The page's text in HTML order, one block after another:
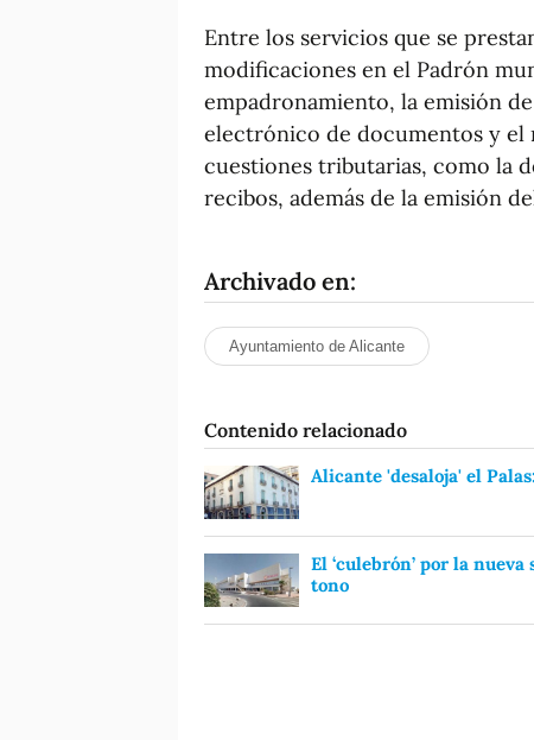
Entre los servicios que se
modificaciones en el Padrón
empadronamiento, la emisión
electrónico de documentos y el
cuestiones tributarias, como la
recibos, además de la emisión
Archivado en:
Ayuntamiento de Alicante
Contenido relacionado
Alicante 'desaloja' el
El ‘culebrón’ por la
tono